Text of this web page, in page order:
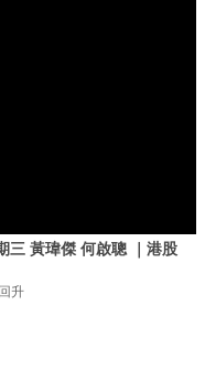
三 黃瑋傑 何啟聰 ｜港股
升